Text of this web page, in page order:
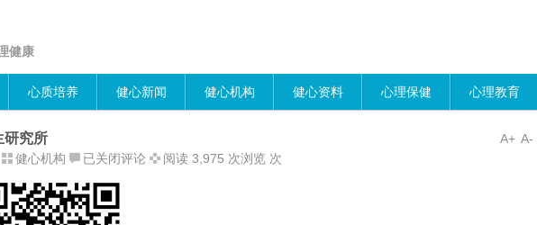
健康
心质培养 健心新闻 健心机构 健心资料 心理保健 心理教育
A-
A+
研究所
健心机构
北
大
学
已关闭评论 阅读 3,975 次浏览 次